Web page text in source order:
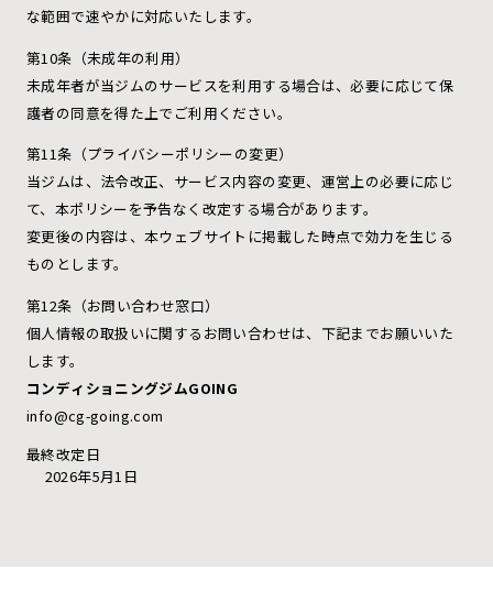
な範囲で速やかに対応いたします。
第10条（未成年の利用）
未成年者が当ジムのサービスを利用する場合は、必要に応じて保
護者の同意を得た上でご利用ください。
第11条（プライバシーポリシーの変更）
当ジムは、法令改正、サービス内容の変更、運営上の必要に応じ
て、本ポリシーを予告なく改定する場合があります。
変更後の内容は、本ウェブサイトに掲載した時点で効力を生じる
ものとします。
第12条（お問い合わせ窓口）
個人情報の取扱いに関するお問い合わせは、下記までお願いいた
します。
コンディショニングジムGOING
info@cg-going.com
最終改定日
2026年5月1日